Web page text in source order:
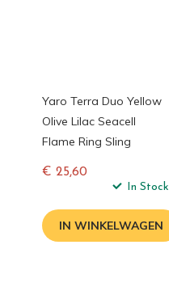
Yaro Terra Duo Yellow
Olive Lilac Seacell
Flame Ring Sling
€ 25,60
In Stock
IN WINKELWAGEN